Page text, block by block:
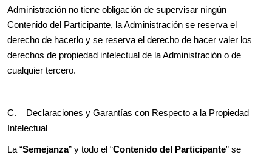
Administración no tiene obligación de supervisar ningún
Contenido del Participante, la Administración se reserva el
derecho de hacerlo y se reserva el derecho de hacer valer los
derechos de propiedad intelectual de la Administración o de
cualquier tercero.
C. Declaraciones y Garantías con Respecto a la Propiedad
Intelectual
La “Semejanza” y todo el “Contenido del Participante” se